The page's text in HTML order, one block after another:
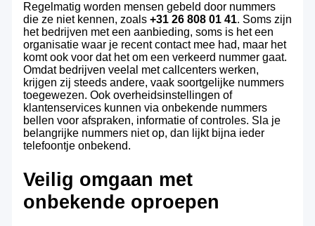
Regelmatig worden mensen gebeld door nummers
die ze niet kennen, zoals +31 26 808 01 41. Soms zijn
het bedrijven met een aanbieding, soms is het een
organisatie waar je recent contact mee had, maar het
komt ook voor dat het om een verkeerd nummer gaat.
Omdat bedrijven veelal met callcenters werken,
krijgen zij steeds andere, vaak soortgelijke nummers
toegewezen. Ook overheidsinstellingen of
klantenservices kunnen via onbekende nummers
bellen voor afspraken, informatie of controles. Sla je
belangrijke nummers niet op, dan lijkt bijna ieder
telefoontje onbekend.
Veilig omgaan met
onbekende oproepen